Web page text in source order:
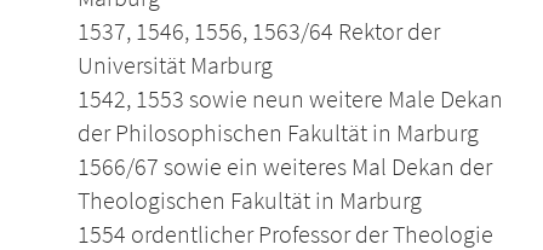
1537, 1546, 1556, 1563/64 Rektor der
Universität Marburg
1542, 1553 sowie neun weitere Male Dekan
der Philosophischen Fakultät in Marburg
1566/67 sowie ein weiteres Mal Dekan der
Theologischen Fakultät in Marburg
1554 ordentlicher Professor der Theologie